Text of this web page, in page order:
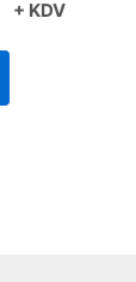
+ KDV